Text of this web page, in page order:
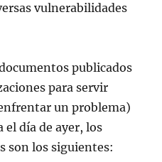
vulnerabilidades
publicados
para servir
un problema)
el día de ayer, los
son los siguientes: